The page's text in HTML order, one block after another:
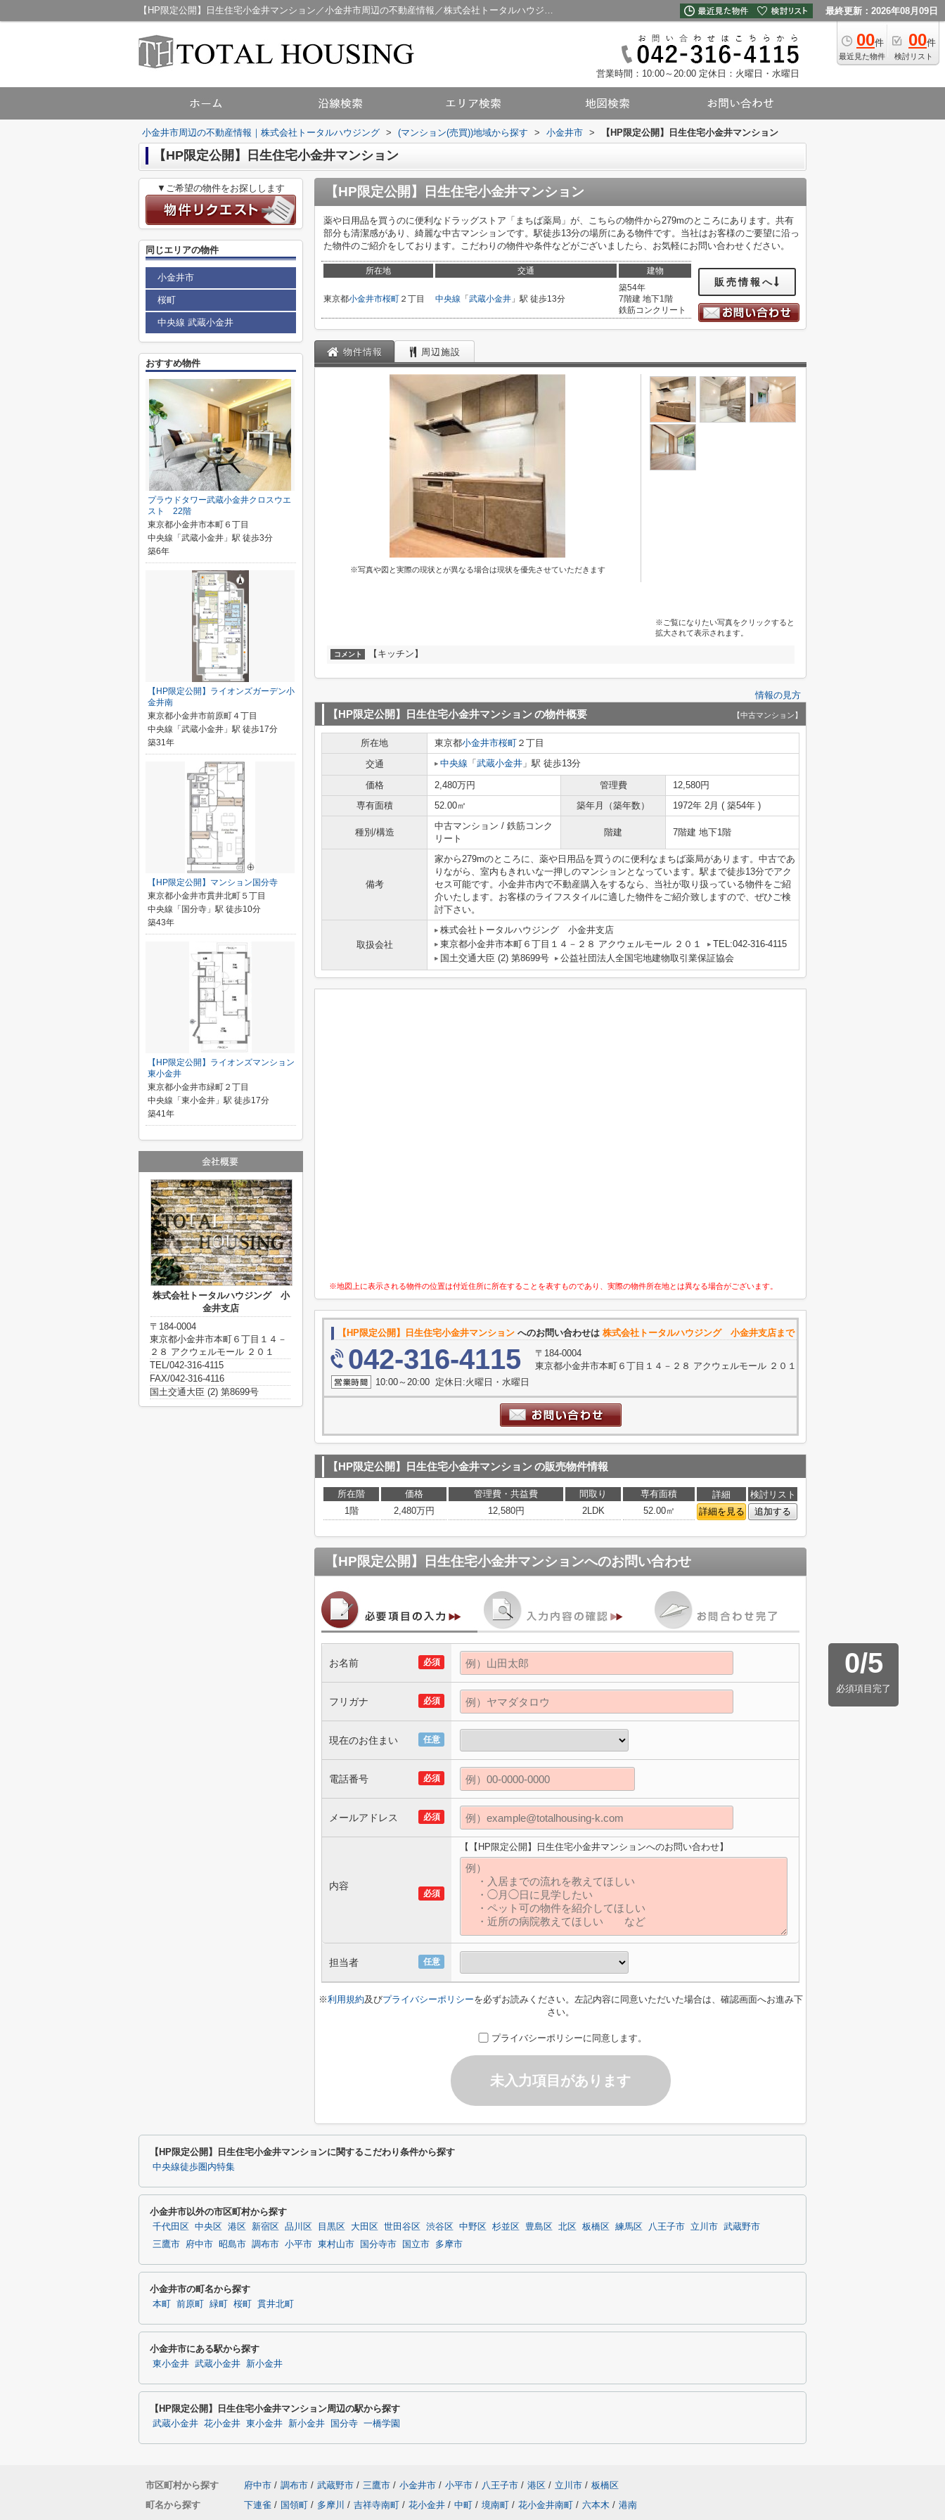
【HP限定公開】日生住宅小金井マンション／小金井市周辺の不動産情報／株式会社トータルハウジング 最終更新：2026年08月09日
00件
最近見た物件
00件
検討リスト
営業時間：10:00～20:00 定休日：火曜日・水曜日
小金井市周辺の不動産情報｜株式会社トータルハウジング > (マンション(売買))地域から探す > 小金井市 > 【HP限定公開】日生住宅小金井マンション
【HP限定公開】日生住宅小金井マンション
【HP限定公開】日生住宅小金井マンション
薬や日用品を買うのに便利なドラッグストア「まちば薬局」が、こちらの物件から279mのところにあります。共有
部分も清潔感があり、綺麗な中古マンションです。駅徒歩13分の場所にある物件です。当社はお客様のご要望に沿っ
た物件のご紹介をしております。こだわりの物件や条件などがございましたら、お気軽にお問い合わせください。
所在地 交通 建物
東京都小金井市桜町 ２丁目 中央線 「 武蔵小金井 」駅 徒歩13分
築54年
7階建 地下1階
鉄筋コンクリート
販売情報へ
物件情報 周辺施設
※写真や図と実際の現状とが異なる場合は現状を優先させていただきます
※ご覧になりたい写真をクリックすると
拡大されて表示されます。
コメント 【キッチン】
情報の見方
【HP限定公開】日生住宅小金井マンションの物件概要 【中古マンション】
所在地 東京都小金井市桜町 ２丁目
交通
中央線 「 武蔵小金井 」駅 徒歩13分
価格 2,480万円 管理費
12,580円
専有面積
52.00㎡ 築年月（築年数） 1972年 2月 ( 築54年 )
種別/構造
中古マンション / 鉄筋コンク
リート
階建 7階建 地下1階
備考
家から279mのところに、薬や日用品を買うのに便利なまちば薬局があります。中古であ
りながら、室内もきれいな一押しのマンションとなっています。駅まで徒歩13分でアク
セス可能です。小金井市内で不動産購入をするなら、当社が取り扱っている物件をご紹
介いたします。お客様のライフスタイルに適した物件をご紹介致しますので、ぜひご検
討下さい。
取扱会社
株式会社トータルハウジング 小金井支店
東京都小金井市本町６丁目１４－２８ アクウェルモール ２０１
TEL:042-316-4115
国土交通大臣 (2) 第8699号
公益社団法人全国宅地建物取引業保証協会
※地図上に表示される物件の位置は付近住所に所在することを表すものであり、実際の物件所在地とは異なる場合がございます。
【HP限定公開】日生住宅小金井マンション へのお問い合わせは 株式会社トータルハウジング 小金井支店まで
042-316-4115
〒184-0004
東京都小金井市本町６丁目１４－２８ アクウェルモール ２０１
10:00～20:00 定休日:火曜日・水曜日
【HP限定公開】日生住宅小金井マンションの販売物件情報
所在階 価格 管理費・共益費 間取り 専有面積 詳細
検討リスト
1階
2,480万円 12,580円 2LDK 52.00㎡ 詳細を見る 追加する
【HP限定公開】日生住宅小金井マンションへのお問い合わせ
0/5
必須項目完了
必須
お名前
必須
フリガナ
任意
現在のお住まい
必須
電話番号
必須
メールアドレス
必須
内容
【【HP限定公開】日生住宅小金井マンションへのお問い合わせ】
任意
担当者
※利用規約及びプライバシーポリシーを必ずお読みください。左記内容に同意いただいた場合は、確認画面へお進み下
さい。
プライバシーポリシーに同意します。
未入力項目があります
▼ご希望の物件をお探しします
同じエリアの物件
小金井市
桜町
中央線 武蔵小金井
おすすめ物件
プラウドタワー武蔵小金井クロスウエ
スト 22階
東京都小金井市本町６丁目
中央線「武蔵小金井」駅 徒歩3分
築6年
【HP限定公開】ライオンズガーデン小
金井南
東京都小金井市前原町４丁目
中央線「武蔵小金井」駅 徒歩17分
築31年
【HP限定公開】マンション国分寺
東京都小金井市貫井北町５丁目
中央線「国分寺」駅 徒歩10分
築43年
【HP限定公開】ライオンズマンション
東小金井
東京都小金井市緑町２丁目
中央線「東小金井」駅 徒歩17分
築41年
株式会社トータルハウジング 小
金井支店
〒184-0004
東京都小金井市本町６丁目１４－
２８ アクウェルモール ２０１
TEL/042-316-4115
FAX/042-316-4116
国土交通大臣 (2) 第8699号
【HP限定公開】日生住宅小金井マンションに関するこだわり条件から探す
中央線徒歩圏内特集
小金井市以外の市区町村から探す
千代田区 中央区 港区 新宿区 品川区 目黒区 大田区 世田谷区 渋谷区 中野区 杉並区 豊島区 北区 板橋区 練馬区 八王子市 立川市 武蔵野市
三鷹市
府中市 昭島市 調布市 小平市 東村山市 国分寺市 国立市 多摩市
小金井市の町名から探す
本町 前原町 緑町 桜町 貫井北町
小金井市にある駅から探す
東小金井 武蔵小金井 新小金井
【HP限定公開】日生住宅小金井マンション周辺の駅から探す
武蔵小金井 花小金井 東小金井 新小金井 国分寺 一橋学園
市区町村から探す 府中市 / 調布市 / 武蔵野市 / 三鷹市 / 小金井市 / 小平市 / 八王子市 / 港区 / 立川市 / 板橋区
町名から探す
下連雀 / 国領町 / 多摩川 / 吉祥寺南町 / 花小金井 / 中町 / 境南町 / 花小金井南町 / 六本木 / 港南